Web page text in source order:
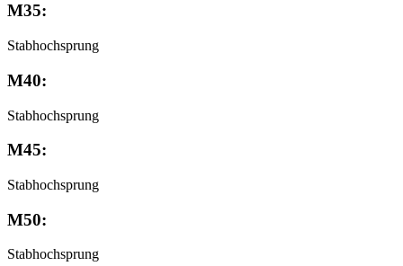
M35:
Stabhochsprung
M40:
Stabhochsprung
M45:
Stabhochsprung
M50:
Stabhochsprung